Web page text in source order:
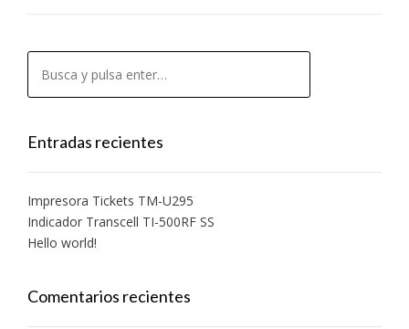
Entradas recientes
Impresora Tickets TM-U295
Indicador Transcell TI-500RF SS
Hello world!
Comentarios recientes